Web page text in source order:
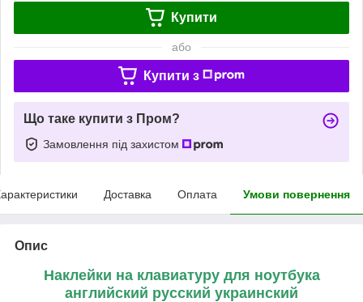
Купити
або
Купити з
Що таке купити з Пром?
Замовлення під захистом
Доставка Оплата Умови повернення
Опис
Наклейки на клавиатуру для ноутбука
английский русский украинский